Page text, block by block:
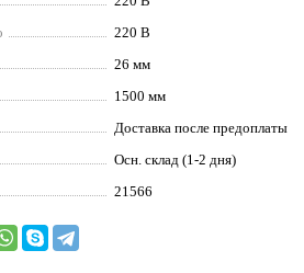
220 В
26 мм
1500 мм
Доставка после предоплаты
Осн. склад (1-2 дня)
21566